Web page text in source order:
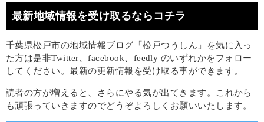
最新地域情報を受け取るならコチラ
千葉県松戸市の地域情報ブログ「松戸つうしん」を気に入っ
た方は是非Twitter、facebook、feedly のいずれかをフォロー
してください。最新の更新情報を受け取る事ができます。
読者の方が増えると、さらにやる気が出てきます。これから
も頑張っていきますのでどうぞよろしくお願いいたします。